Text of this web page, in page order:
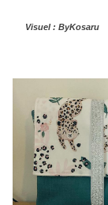
Visuel : ByKosaru